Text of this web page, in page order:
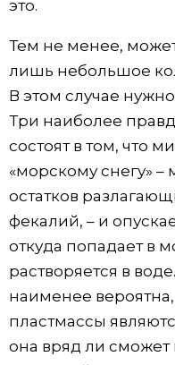
это.
Тем не менее,
лишь небольшое
В этом случае
Три наиболее
состоят в том, что
«морскому снегу» –
остатков
фекалий, – и
откуда попадает в
растворяется в
наименее
пластмассы
она вряд ли сможет